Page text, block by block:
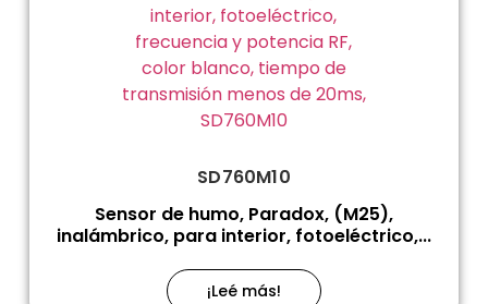
SD760M10
Sensor de humo, Paradox, (M25),
inalámbrico, para interior, fotoeléctrico,...
¡Leé más!